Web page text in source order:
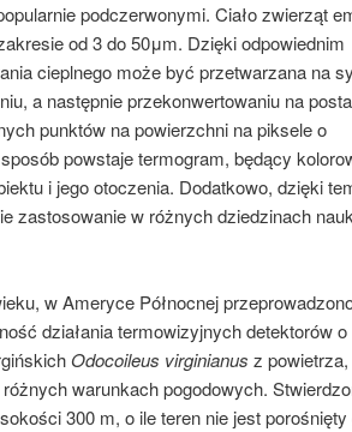
podczerwonymi. Ciało zwierząt
od 3 do 50μm. Dzięki odpowiednim
cieplnego może być przetwarzana na
a następnie przekonwertowaniu na
punktów na powierzchni na piksele o
powstaje termogram, będący
i jego otoczenia. Dodatkowo, dzięki
zastosowanie w różnych dziedzinach
w Ameryce Północnej
działania termowizyjnych detektorów o
Odocoileus virginianus z
warunkach pogodowych.
300 m, o ile teren nie jest porośnięty